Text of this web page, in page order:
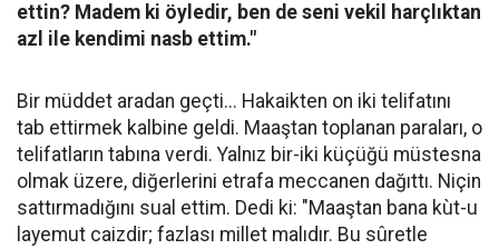
ettin? Madem ki öyledir, ben de seni vekil harçlıktan
azl ile kendimi nasb ettim."
Bir müddet aradan geçti... Hakaikten on iki telifatını
tab ettirmek kalbine geldi. Maaştan toplanan paraları, o
telifatların tabına verdi. Yalnız bir-iki küçüğü müstesna
olmak üzere, diğerlerini etrafa meccanen dağıttı. Niçin
sattırmadığını sual ettim. Dedi ki: "Maaştan bana kùt-u
layemut caizdir; fazlası millet malıdır. Bu sûretle